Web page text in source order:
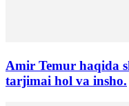
Amir Temur haqida
tarjimai hol va insho.